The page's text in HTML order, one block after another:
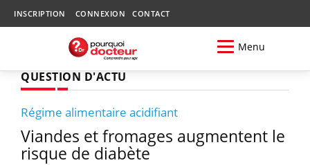
INSCRIPTION CONNEXION CONTACT
Menu
QUESTION D'ACTU
Régime alimentaire acidifiant
Viandes et fromages augmentent le
risque de diabète